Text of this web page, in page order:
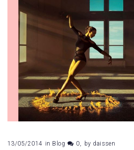
13/05/2014 in Blog 0 by daissen